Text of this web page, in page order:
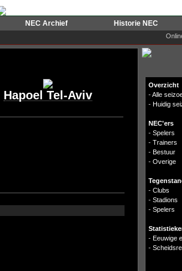
NEC Archief Historie NEC
Hapoel Tel-Aviv
Overzicht
-Alle
- Huidig
NEC'ers
- Spelers
- Trainers
- Bestuur
- Overige
- Clubs
- Stadions
- Spelers
- Eeuwige
-